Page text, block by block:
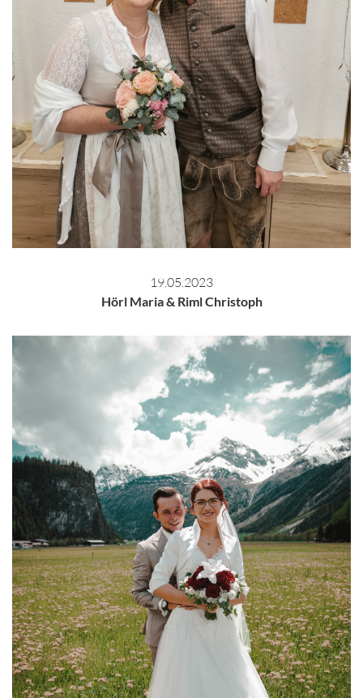
19.05.2023
Hörl Maria & Riml Christoph